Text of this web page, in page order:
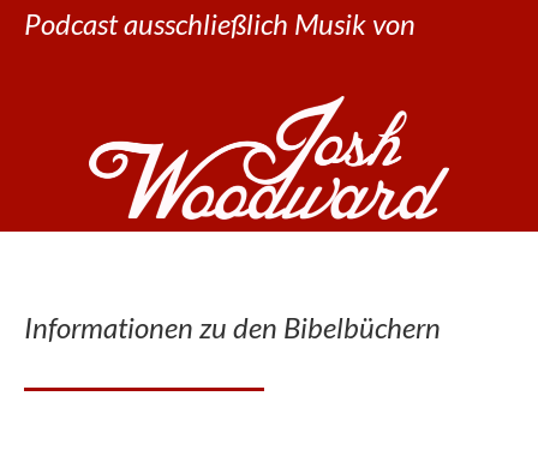
Podcast ausschließlich Musik von
Informationen zu den Bibelbüchern